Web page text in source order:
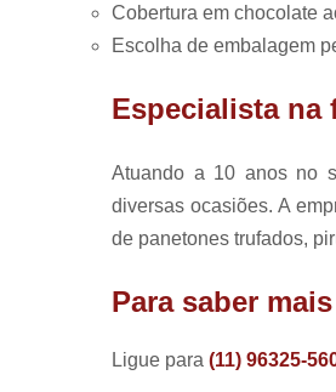
Cobertura em chocolate
Escolha de embalagem
Especialista na
Atuando a 10 anos no
diversas ocasiões. A
de panetones trufados,
Para saber
Ligue para (11) 96325-